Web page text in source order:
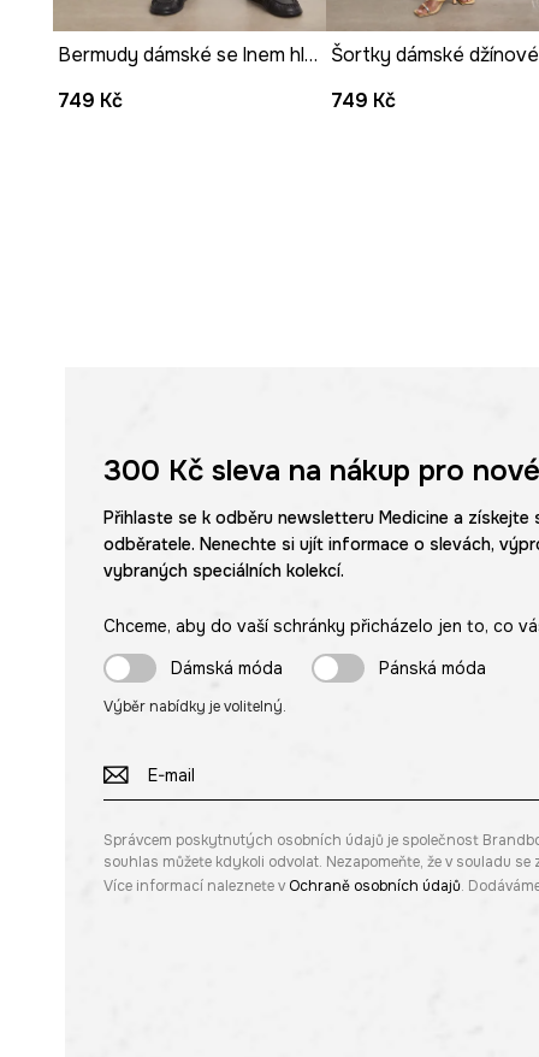
Vzor s efektem opránídodává šortkám ležérní,
Bermudy dámské se lnem hladké
749 Kč
Šortky dámské džínové
749 Kč
300 Kčsleva na nákup pro
Přihlaste se k odběru newsletteru Medicine a získejte
odběratele. Nenechte si ujít informace o slevách,
vybraných speciálních kolekcí.
Chceme, aby do vaší schránky přicházelo jen to, co
Dámská móda
Pánská móda
Výběr nabídky je volitelný.
Správcem poskytnutých osobních údajů je společnost
souhlas můžete kdykoli odvolat. Nezapomeňte, že v souladu
Více informací naleznete v Ochraně osobních údajů.